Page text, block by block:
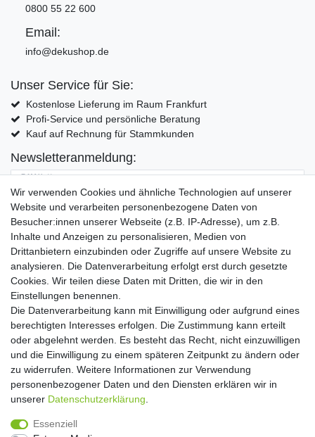
0800 55 22 600
Email:
info@dekushop.de
Unser Service für Sie:
Kostenlose Lieferung im Raum Frankfurt
Profi-Service und persönliche Beratung
Kauf auf Rechnung für Stammkunden
Newsletteranmeldung:
E-MAIL **
Hiermit bestätige ich, dass ich die Daten­schutz­erklärung
Einwilligung kann ich jederzeit widerrufen.**
Abonnieren
** Hierbei handelt es sich um ein Pflichtfeld.
Widerrufs­recht Widerrufs­formular Impressum
Daten­schutz­erklärung AGB Kontakt
Wir verwenden Cookies und ähnliche Technologien auf unserer
Website und verarbeiten personenbezogene Daten von
Besucher:innen unserer Webseite (z.B. IP-Adresse), um z.B.
Inhalte und Anzeigen zu personalisieren, Medien von
Drittanbietern einzubinden oder Zugriffe auf unsere Website zu
analysieren. Die Datenverarbeitung erfolgt erst durch gesetzte
Cookies. Wir teilen diese Daten mit Dritten, die wir in den
Einstellungen benennen.
Die Datenverarbeitung kann mit Einwilligung oder aufgrund eines
berechtigten Interesses erfolgen. Die Zustimmung kann erteilt
oder abgelehnt werden. Es besteht das Recht, nicht einzuwilligen
und die Einwilligung zu einem späteren Zeitpunkt zu ändern oder
zu widerrufen. Weitere Informationen zur Verwendung
personenbezogener Daten und den Diensten erklären wir in
unserer Daten­schutz­erklärung
Essenziell
Copyright 2016 | Dekushop.de | Alle Rechte vorbehalten. |
Angebote gelten nur für Industrie, Handel, Handwerk und